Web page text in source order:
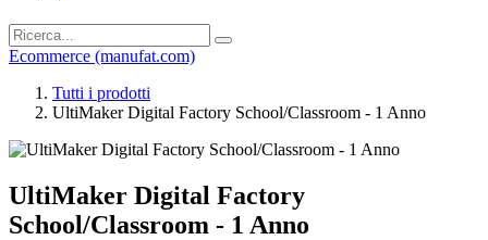
Ecommerce (manufat.com)
Tutti i prodotti
UltiMaker Digital Factory School/Classroom - 1 Anno
UltiMaker Digital Factory
School/Classroom - 1 Anno